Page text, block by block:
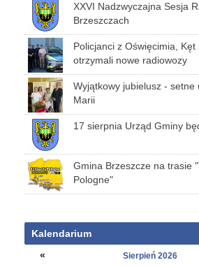
XXVI Nadzwyczajna Sesja
Brzeszczach
Policjanci z Oświęcimia, Kęt
otrzymali nowe radiowozy
Wyjątkowy jubielusz - setne
Marii
17 sierpnia Urząd Gminy
Gmina Brzeszcze na trasie
Pologne"
Kalendarium
«
Sierpień 2026